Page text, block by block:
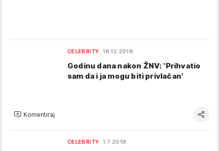
CELEBRITY 16.12.2019.
Godinu dana nakon ŽNV: 'Prihvatio
sam da i ja mogu biti privlačan'
Komentiraj
CELEBRITY 1.7.2019.